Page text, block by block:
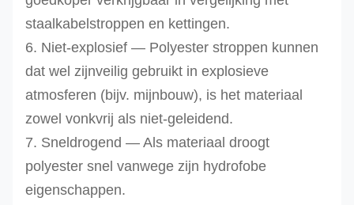
staalkabelstroppen en kettingen.
6. Niet-explosief — Polyester stroppen kunnen
dat wel zijnveilig gebruikt in explosieve
atmosferen (bijv. mijnbouw), is het materiaal
zowel vonkvrij als niet-geleidend.
7. Sneldrogend — Als materiaal droogt
polyester snel vanwege zijn hydrofobe
eigenschappen.